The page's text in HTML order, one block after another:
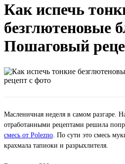
Как испечь
безглютеновые
Пошаговый
Масленичная неделя в самом разгаре.
отработанными рецептами решила
смесь от Polezno. По сути это смесь
крахмала тапиоки и разрыхлителя.